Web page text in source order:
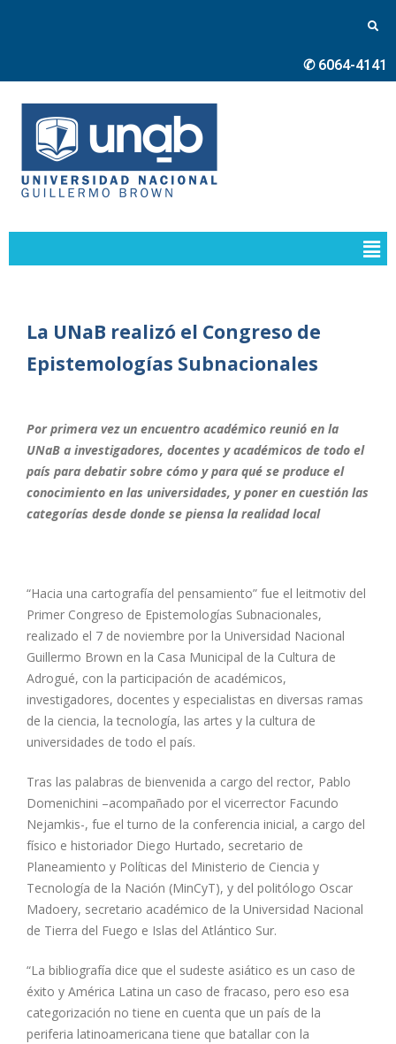
✆ 6064-4141
La UNaB realizó el Congreso de
Epistemologías Subnacionales
Por primera vez un encuentro académico reunió en la
UNaB a investigadores, docentes y académicos de todo el
país para debatir sobre cómo y para qué se produce el
conocimiento en las universidades, y poner en cuestión las
categorías desde donde se piensa la realidad local
“Hacia una cartografía del pensamiento” fue el leitmotiv del
Primer Congreso de Epistemologías Subnacionales,
realizado el 7 de noviembre por la Universidad Nacional
Guillermo Brown en la Casa Municipal de la Cultura de
Adrogué, con la participación de académicos,
investigadores, docentes y especialistas en diversas ramas
de la ciencia, la tecnología, las artes y la cultura de
universidades de todo el país.
Tras las palabras de bienvenida a cargo del rector, Pablo
Domenichini –acompañado por el vicerrector Facundo
Nejamkis-, fue el turno de la conferencia inicial, a cargo del
físico e historiador Diego Hurtado, secretario de
Planeamiento y Políticas del Ministerio de Ciencia y
Tecnología de la Nación (MinCyT), y del politólogo Oscar
Madoery, secretario académico de la Universidad Nacional
de Tierra del Fuego e Islas del Atlántico Sur.
“La bibliografía dice que el sudeste asiático es un caso de
éxito y América Latina un caso de fracaso, pero eso esa
categorización no tiene en cuenta que un país de la
periferia latinoamericana tiene que batallar con la